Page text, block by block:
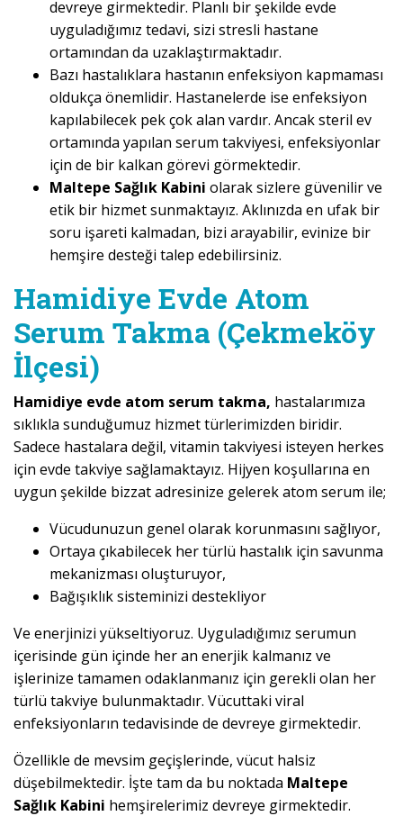
devreye girmektedir. Planlı bir şekilde evde
uyguladığımız tedavi, sizi stresli hastane
ortamından da uzaklaştırmaktadır.
Bazı hastalıklara hastanın enfeksiyon kapmaması
oldukça önemlidir. Hastanelerde ise enfeksiyon
kapılabilecek pek çok alan vardır. Ancak steril ev
ortamında yapılan serum takviyesi, enfeksiyonlar
için de bir kalkan görevi görmektedir.
Maltepe Sağlık Kabini olarak sizlere güvenilir ve
etik bir hizmet sunmaktayız. Aklınızda en ufak bir
soru işareti kalmadan, bizi arayabilir, evinize bir
hemşire desteği talep edebilirsiniz.
Hamidiye Evde Atom
Serum Takma (Çekmeköy
İlçesi)
Hamidiye evde atom serum takma, hastalarımıza
sıklıkla sunduğumuz hizmet türlerimizden biridir.
Sadece hastalara değil, vitamin takviyesi isteyen herkes
için evde takviye sağlamaktayız. Hijyen koşullarına en
uygun şekilde bizzat adresinize gelerek atom serum ile;
Vücudunuzun genel olarak korunmasını sağlıyor,
Ortaya çıkabilecek her türlü hastalık için savunma
mekanizması oluşturuyor,
Bağışıklık sisteminizi destekliyor
Ve enerjinizi yükseltiyoruz. Uyguladığımız serumun
içerisinde gün içinde her an enerjik kalmanız ve
işlerinize tamamen odaklanmanız için gerekli olan her
türlü takviye bulunmaktadır. Vücuttaki viral
enfeksiyonların tedavisinde de devreye girmektedir.
Özellikle de mevsim geçişlerinde, vücut halsiz
düşebilmektedir. İşte tam da bu noktada Maltepe
Sağlık Kabini hemşirelerimiz devreye girmektedir.